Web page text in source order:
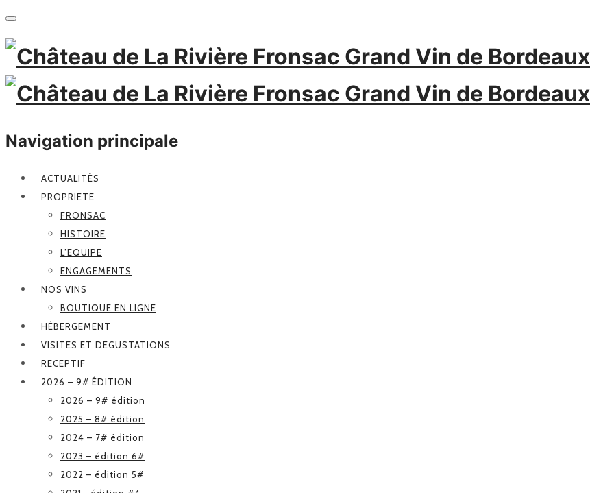
Navigation principale
ACTUALITÉS
PROPRIETE
FRONSAC
HISTOIRE
L’EQUIPE
ENGAGEMENTS
NOS VINS
BOUTIQUE EN LIGNE
HÉBERGEMENT
VISITES ET DEGUSTATIONS
RECEPTIF
2026 – 9# ÉDITION
2026 – 9# édition
2025 – 8# édition
2024 – 7# édition
2023 – édition 6#
2022 – édition 5#